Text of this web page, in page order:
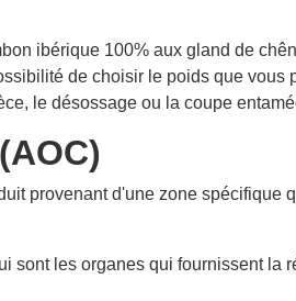
ibérique 100% aux gland de
de choisir le poids que vous
le désossage ou la coupe
provenant d'une zone spécifique
sont les organes qui fournissent la